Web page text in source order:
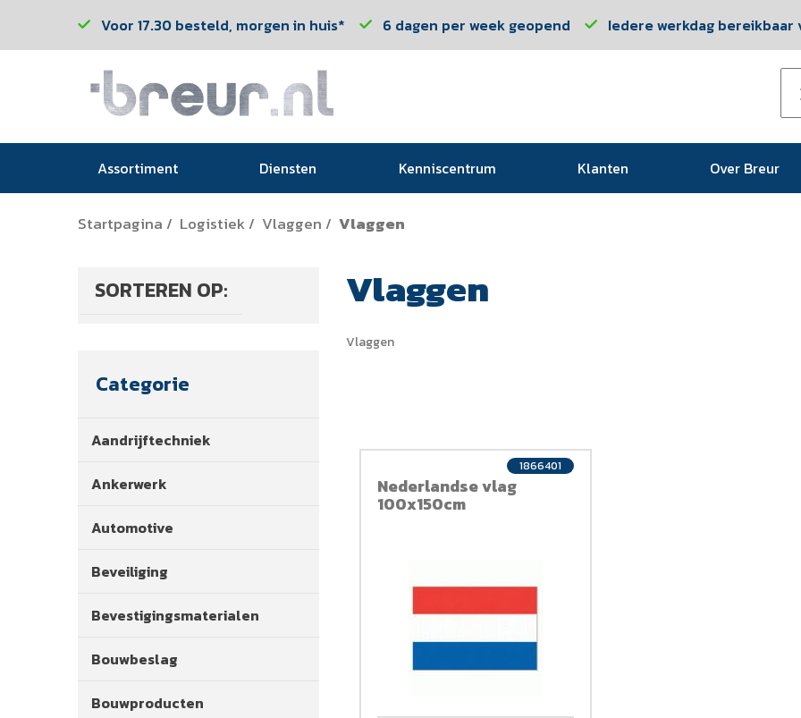
Voor 17.30 besteld, morgen in huis* 6 dagen per week geopend Iedere werkdag bereikbaar
Assortiment Diensten Kenniscentrum Klanten Over Breur
Startpagina / Logistiek / Vlaggen / Vlaggen
SORTEREN OP:
Categorie
Aandrijftechniek
Ankerwerk
Automotive
Beveiliging
Bevestigingsmaterialen
Bouwbeslag
Bouwproducten
Vlaggen
Vlaggen
Nederlandse vlag
100x150cm
1866401